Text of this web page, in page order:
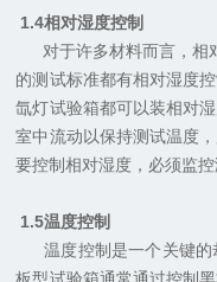
1.4相对湿度控制
对于许多材料而言，相
的测试标准都有相对湿度
氙灯试验箱都可以装相对
室中流动以保持测试温度
要控制相对湿度，必须监控
1.5温度控制
温度控制是一个关键